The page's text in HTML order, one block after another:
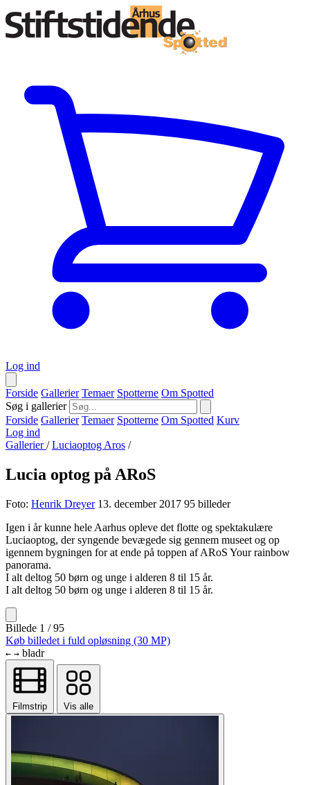
Log ind
Forside Gallerier Temaer Spotterne Om Spotted
Søg i gallerier
Forside Gallerier Temaer Spotterne Om Spotted Kurv
Log ind
Gallerier/ Luciaoptog Aros /
Lucia optog på ARoS
Foto: Henrik Dreyer 13. december 2017 95 billeder
Igen i år kunne hele Aarhus opleve det flotte og spektakulære
Luciaoptog, der syngende bevægede sig gennem museet og op
igennem bygningen for at ende på toppen af ARoS Your rainbow
panorama.
I alt deltog 50 børn og unge i alderen 8 til 15 år.
I alt deltog 50 børn og unge i alderen 8 til 15 år.
Billede 1 / 95
Køb billedet i fuld opløsning (30 MP)
← → bladr
Filmstrip Vis alle